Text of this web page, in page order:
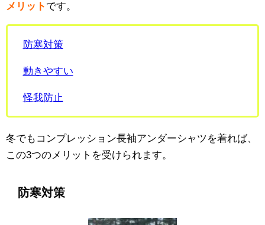
メリット です。
防寒対策
動きやすい
怪我防止
冬でもコンプレッション長袖アンダーシャツを着れば、
この3つのメリットを受けられます。
防寒対策